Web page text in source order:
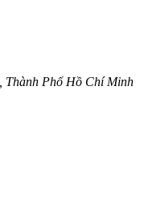
Thành Phố Hồ Chí Minh